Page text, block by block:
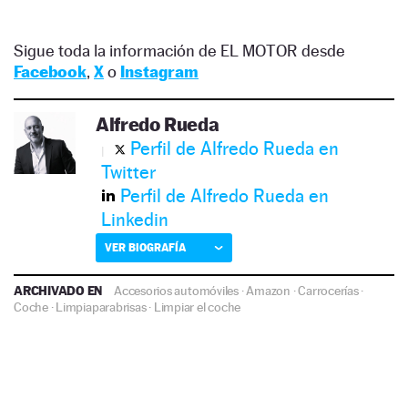
Sigue toda la información de EL MOTOR desde
Facebook, Xo Instagram
Alfredo Rueda
Perfil de Alfredo Rueda en
Twitter
Perfil de Alfredo Rueda en
Linkedin
VER BIOGRAFÍA
ARCHIVADO EN Accesorios automóviles·Amazon ·Carrocerías·
Coche·Limpiaparabrisas· Limpiar el coche